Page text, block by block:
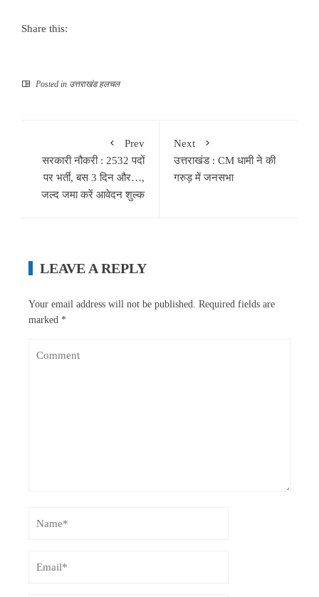
Share this:
Posted in उत्तराखंड हलचल
Prev
सरकारी नौकरी : 2532 पदों
पर भर्ती, बस 3 दिन और…,
जल्द जमा करें आवेदन शुल्क
Next
उत्तराखंड : CM धामी ने की
गरुड़ में जनसभा
LEAVE A REPLY
Your email address will not be published.
Required fields are
marked *